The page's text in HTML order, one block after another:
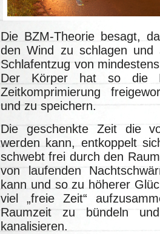
Die BZM-Theorie besagt,
den Wind zu schlagen und
Schlafentzug von
Der Körper hat so die
Zeitkomprimierung
und zu speichern.
Die geschenkte Zeit die
werden kann, entkoppelt
schwebt frei durch den
von laufenden
kann und so zu höherer
viel „freie Zeit“
Raumzeit zu bündeln
kanalisieren.